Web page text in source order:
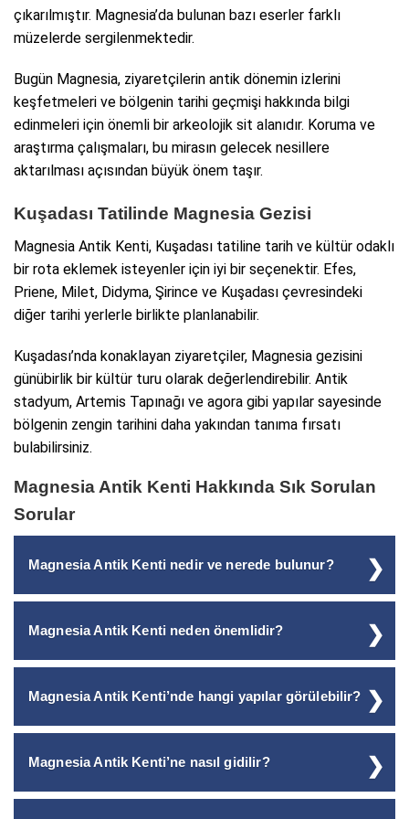
çıkarılmıştır. Magnesia’da bulunan bazı eserler farklı
müzelerde sergilenmektedir.
Bugün Magnesia, ziyaretçilerin antik dönemin izlerini
keşfetmeleri ve bölgenin tarihi geçmişi hakkında bilgi
edinmeleri için önemli bir arkeolojik sit alanıdır. Koruma ve
araştırma çalışmaları, bu mirasın gelecek nesillere
aktarılması açısından büyük önem taşır.
Kuşadası Tatilinde Magnesia Gezisi
Magnesia Antik Kenti, Kuşadası tatiline tarih ve kültür odaklı
bir rota eklemek isteyenler için iyi bir seçenektir. Efes,
Priene, Milet, Didyma, Şirince ve Kuşadası çevresindeki
diğer tarihi yerlerle birlikte planlanabilir.
Kuşadası’nda konaklayan ziyaretçiler, Magnesia gezisini
günübirlik bir kültür turu olarak değerlendirebilir. Antik
stadyum, Artemis Tapınağı ve agora gibi yapılar sayesinde
bölgenin zengin tarihini daha yakından tanıma fırsatı
bulabilirsiniz.
Magnesia Antik Kenti Hakkında Sık Sorulan
Sorular
Magnesia Antik Kenti nedir ve nerede bulunur?
bağlı Tekin Mahallesi sınırları içinde, Ortaklar-Söke
karayolu üzerinde yer alan önemli bir arkeolojik alandır.
tarafından kurulmuştur.
Magnesia Antik Kenti neden önemlidir?
önemli bir kültür, ticaret ve dini merkez olmuştur.
Artemis Leukophryene Tapınağı, stadyumu, agorası ve
biridir.
Magnesia Antik Kenti’nde hangi yapılar görülebilir?
tiyatro, agora, hamam, gymnasion, latrina ve Bizans
surları gibi yapıları görebilir.
Magnesia Antik Kenti’ne nasıl gidilir?